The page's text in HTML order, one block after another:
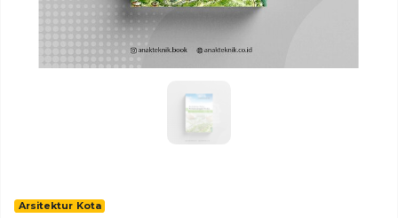
Arsitektur Kota